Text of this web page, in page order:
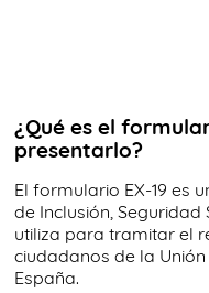
¿Qué es el
presentarlo?
El formulario EX-19 es
de Inclusión,
utiliza para tramitar el
ciudadanos de la
España.